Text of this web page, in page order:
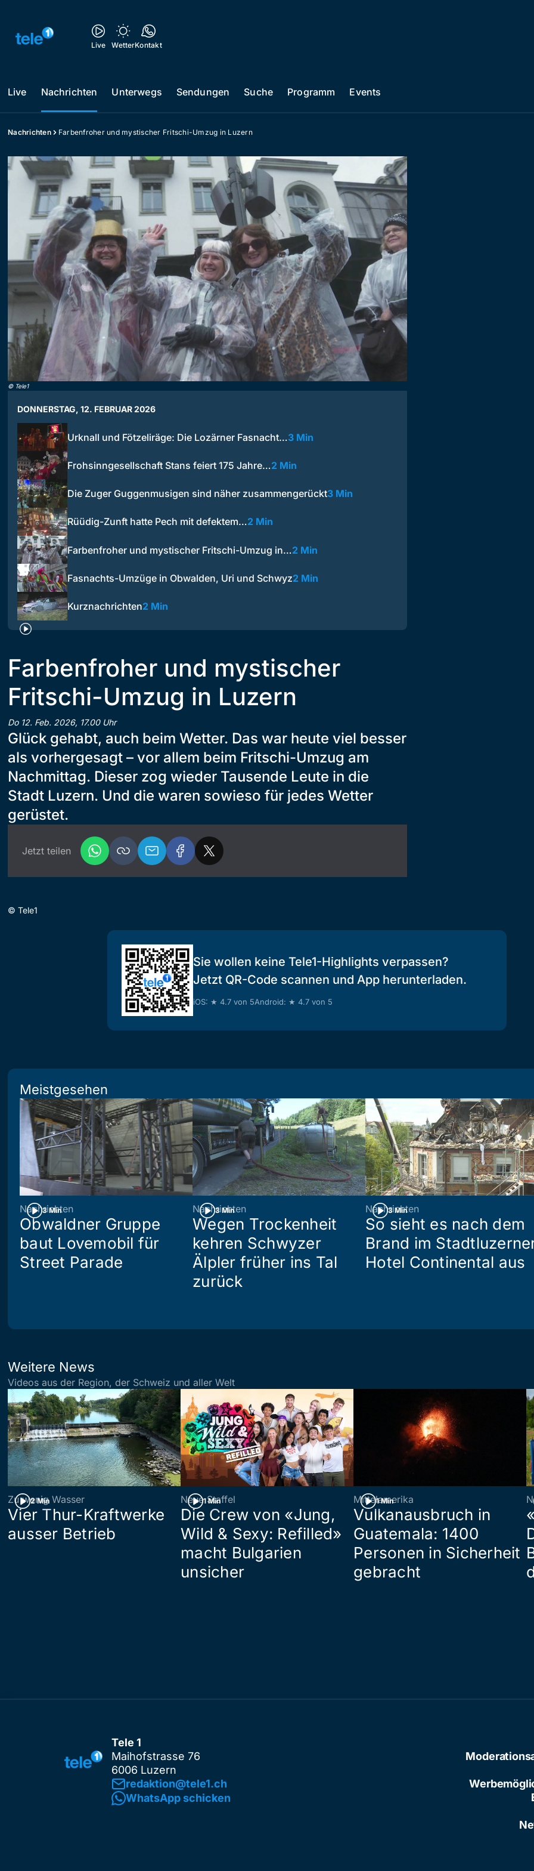
Live WetterKontakt
Live Nachrichten Unterwegs Sendungen Suche Programm Events
Nachrichten Farbenfroher und mystischer Fritschi-Umzug in Luzern
© Tele1
DONNERSTAG, 12. FEBRUAR 2026
Urknall und Fötzeliräge: Die Lozärner Fasnacht…3 Min
Frohsinngesellschaft Stans feiert 175 Jahre…2 Min
Die Zuger Guggenmusigen sind näher zusammengerückt3 Min
Rüüdig-Zunft hatte Pech mit defektem…2 Min
Farbenfroher und mystischer Fritschi-Umzug in…2 Min
Fasnachts-Umzüge in Obwalden, Uri und Schwyz2 Min
Kurznachrichten2 Min
Farbenfroher und mystischer
Fritschi-Umzug in Luzern
Do 12. Feb. 2026, 17.00 Uhr
Glück gehabt, auch beim Wetter. Das war heute viel besser
als vorhergesagt – vor allem beim Fritschi-Umzug am
Nachmittag. Dieser zog wieder Tausende Leute in die
Stadt Luzern. Und die waren sowieso für jedes Wetter
gerüstet.
Jetzt teilen
© Tele1
Sie wollen keine Tele1-Highlights verpassen?
Jetzt QR-Code scannen und App herunterladen.
iOS: ★ 4.7 von 5Android: ★ 4.7 von 5
Meistgesehen
3 Min
Nachrichten
Obwaldner Gruppe
baut Lovemobil für
Street Parade
3 Min
Nachrichten
Wegen Trockenheit
kehren Schwyzer
Älpler früher ins Tal
zurück
3 Min
Nachrichten
So sieht es nach dem
Brand im
Hotel Continental aus
Weitere News
Videos aus der Region, der Schweiz und aller Welt
2 Min
Zu wenig Wasser
Vier Thur-Kraftwerke
ausser Betrieb
1 Min
Neue Staffel
Die Crew von «Jung,
Wild & Sexy: Refilled»
macht Bulgarien
unsicher
1 Min
Mittelamerika
Vulkanausbruch in
Guatemala: 1400
Personen in Sicherheit
gebracht
Tele 1
Maihofstrasse 76
6006 Luzern
redaktion@tele1.ch
WhatsApp schicken